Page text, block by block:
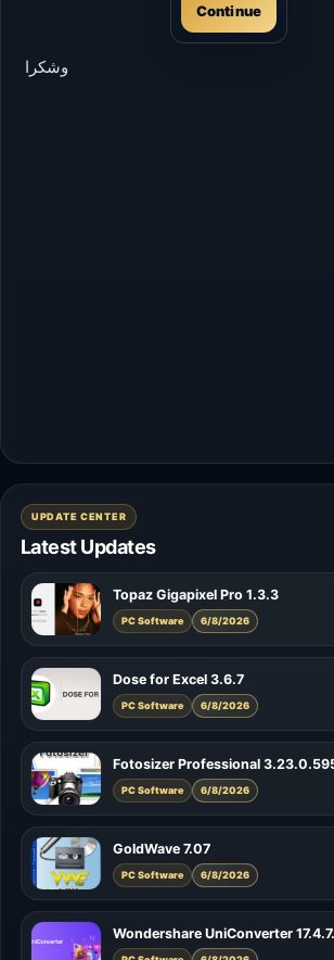
Continue
وشكرا
UPDATE CENTER
Latest Updates
Topaz Gigapixel Pro 1.3.3
PC Software 6/8/2026
Dose for Excel 3.6.7
PC Software 6/8/2026
Fotosizer Professional
PC Software 6/8/2026
GoldWave 7.07
PC Software 6/8/2026
Wondershare UniConverter